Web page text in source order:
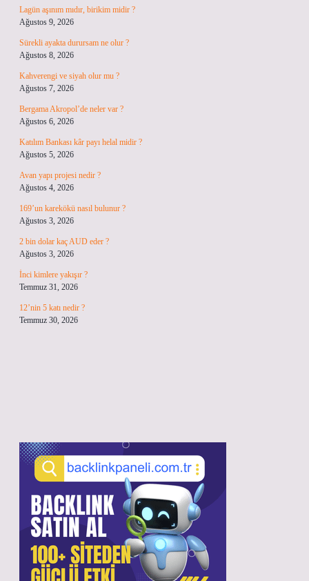
Lagün aşınım mıdır, birikim midir ?
Ağustos 9, 2026
Sürekli ayakta durursam ne olur ?
Ağustos 8, 2026
Kahverengi ve siyah olur mu ?
Ağustos 7, 2026
Bergama Akropol’de neler var ?
Ağustos 6, 2026
Katılım Bankası kâr payı helal midir ?
Ağustos 5, 2026
Avan yapı projesi nedir ?
Ağustos 4, 2026
169’un karekökü nasıl bulunur ?
Ağustos 3, 2026
2 bin dolar kaç AUD eder ?
Ağustos 3, 2026
İnci kimlere yakışır ?
Temmuz 31, 2026
12’nin 5 katı nedir ?
Temmuz 30, 2026